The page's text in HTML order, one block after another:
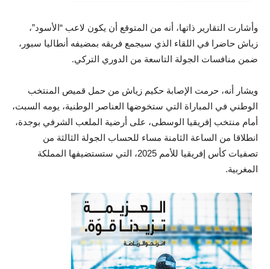
وأشارت التقارير ذاتها، أنه من المتوقع أن يكون لاعب “الأسود”،
زياش حاضرا في اللقاء الذي سيجمع فريقه بمضيفه أنطاليا سبور،
ضمن منافسات الجولة التاسعة من الدوري التركي.
ويشار أنه، حرمت الإصابة حكيم زياش من حمل قميص المنتخب
الوطني في المباراة التي ستخوضها العناصر الوطنية، يومه السبت،
أمام منتخب إفريقيا الوسطى، على أرضية الملعب الشرفي بوجدة،
انطلاقا من الساعة الثامنة مساء للحساب الجولة الثالثة من
تصفيات كأس إفريقيا للأمم 2025، التي ستستضيفها المملكة
المغربية.